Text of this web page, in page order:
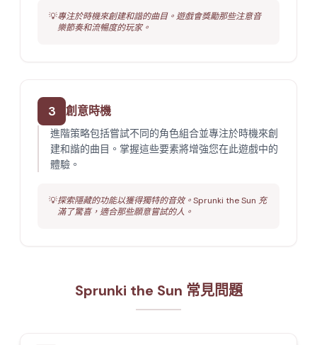
💡專注於時機來創建和諧的曲目。遊戲會獎勵那些注意音
樂節奏和流暢度的玩家。
3 創意時機
進階策略包括嘗試不同的角色組合並專注於時機來創
建和諧的曲目。掌握這些要素將增強您在此遊戲中的
體驗。
💡探索隱藏的功能以獲得獨特的音效。Sprunki the Sun 充
滿了驚喜，適合那些願意嘗試的人。
Sprunki the Sun 常見問題